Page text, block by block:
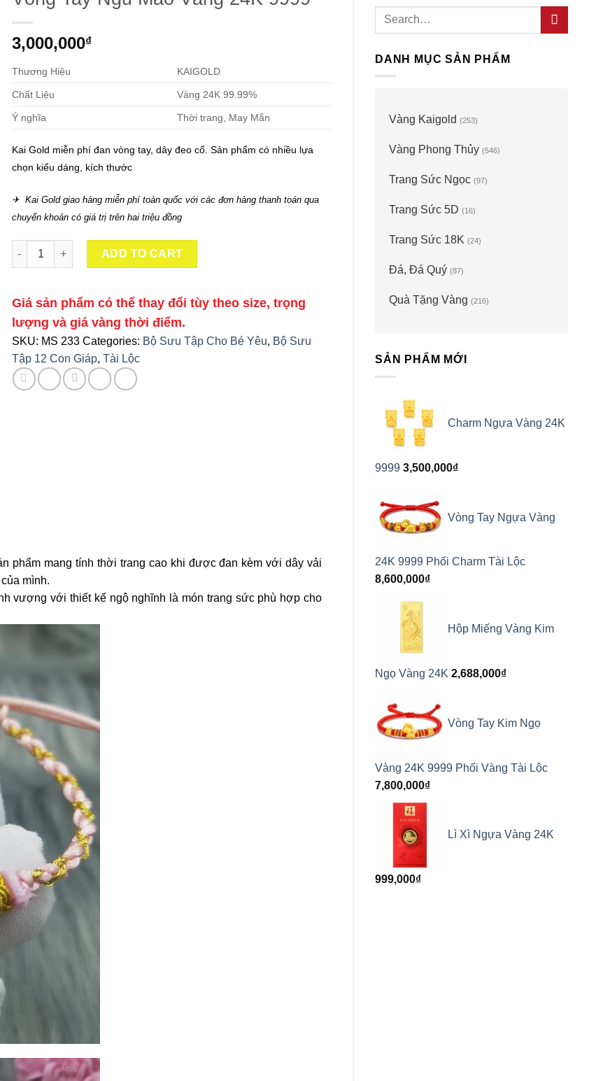
Search
DANH MỤC SẢN PHẨM
Vàng Kaigold (253)
Vàng Phong Thủy (546)
Trang Sức Ngọc (97)
Trang Sức 5D (16)
Trang Sức 18K (24)
Đá, Đá Quý (87)
Quà Tặng Vàng (216)
SẢN PHẨM MỚI
Charm Ngựa Vàng 24K
9999 3,500,000₫
Vòng Tay Ngựa Vàng
24K 9999 Phối Charm Tài Lộc
8,600,000₫
Hộp Miếng Vàng Kim
Ngọ Vàng 24K 2,688,000₫
Vòng Tay Kim Ngọ
Vàng 24K 9999 Phối Vàng Tài Lộc
7,800,000₫
Lì Xì Ngựa Vàng 24K
999,000₫
3,000,000₫
Thương Hiệu KAIGOLD
Chất Liệu Vàng 24K 99.99%
Ý nghĩa Thời trang, May Mắn
Kai Gold miễn phí đan vòng tay, dây đeo cổ. Sản phẩm có nhiều lựa
chọn kiểu dáng, kích thước
✈ Kai Gold giao hàng miễn phí toàn quốc với các đơn hàng thanh toán qua
chuyển khoản có giá trị trên hai triệu đồng
Vòng Tay Ngũ Mão Vàng 24K 9999 quantity
ADD TO CART
Giá sản phẩm có thể thay đổi tùy theo size, trọng
lượng và giá vàng thời điểm.
SKU: MS 233 Categories: Bộ Sưu Tập Cho Bé Yêu, Bộ Sưu
Tập 12 Con Giáp, Tài Lộc
phẩm mang tính thời trang cao khi được đan kèm với dây vải
mình.
vượng với thiết kế ngộ nghĩnh là món trang sức phù hợp cho